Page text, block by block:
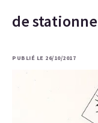
de
PUBLIÉ LE 26/10/2017